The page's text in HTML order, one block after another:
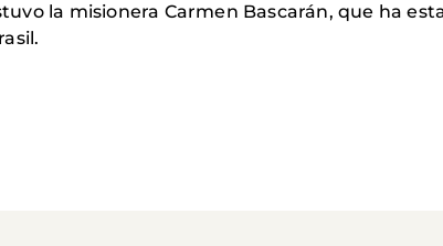
la misionera Carmen Bascarán, que ha